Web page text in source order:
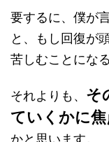
要するに、僕が
と、もし回復が
苦しむことにな
それよりも、 そ
ていくかに